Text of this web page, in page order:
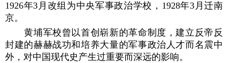
1926年3月改组为中央军事政治学校，1928年3月迁南
京。
黄埔军校曾以首创崭新的革命制度，建立反帝反
封建的赫赫战功和培养大量的军事政治人才而名震中
外，对中国现代史产生过重要而深远的影响。